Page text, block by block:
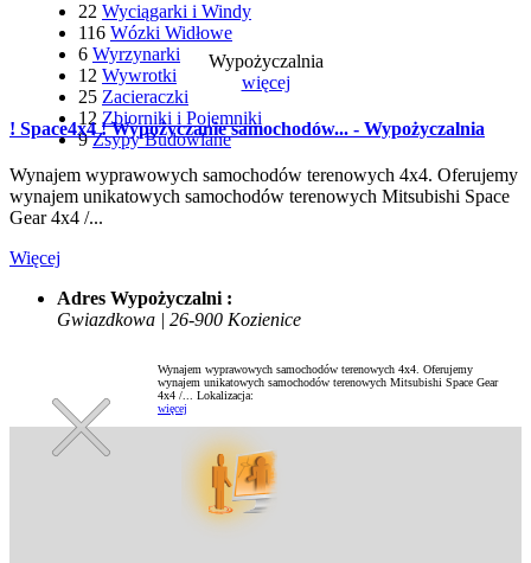
22 Wyciągarki i Windy
116 Wózki Widłowe
6 Wyrzynarki
12 Wywrotki
25 Zacieraczki
12 Zbiorniki i Pojemniki
9 Zsypy Budowlane
Wypożyczalnia
więcej
! Space4x4 ! Wypożyczanie samochodów... - Wypożyczalnia
Wynajem wyprawowych samochodów terenowych 4x4. Oferujemy
wynajem unikatowych samochodów terenowych Mitsubishi Space
Gear 4x4 /...
Więcej
Adres Wypożyczalni :
Gwiazdkowa | 26-900 Kozienice
Wynajem wyprawowych samochodów terenowych 4x4. Oferujemy
wynajem unikatowych samochodów terenowych Mitsubishi Space Gear
4x4 /... Lokalizacja:
więcej